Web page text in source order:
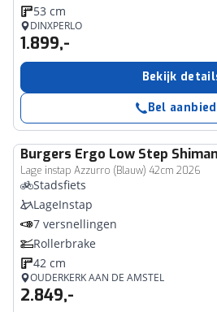
53 cm
DINXPERLO
1.899,-
Bekijk
Bel
Burgers Ergo Low Step
Lage instap Azzurro (Blauw) 42cm 2026
Stadsfiets
LageInstap
7 versnellingen
Rollerbrake
42 cm
OUDERKERK AAN DE AMSTEL
2.849,-